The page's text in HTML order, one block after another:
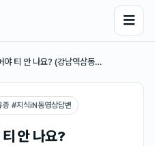
☰
야 티 안 나요? (강남역삼동…
증 #지식iN동영상답변
안 나요?